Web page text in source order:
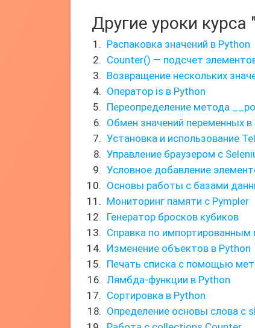
Другие уроки курса
Распаковка значений в Python
Counter() — подсчет
Возвращение нескольких
Оператор is в Python
Переопределение метода
Обмен значений переменных в
Установка и использование
Управление браузером с
Условное добавление
Основы работы с базами
Мониторинг памяти с Pympler
Генератор бросков кубиков
Справка по импортированным
Изменение объектов в Python
Печать списка с помощью
Лямбда-функции в Python
Сортировка в Python
Определение основы слова с